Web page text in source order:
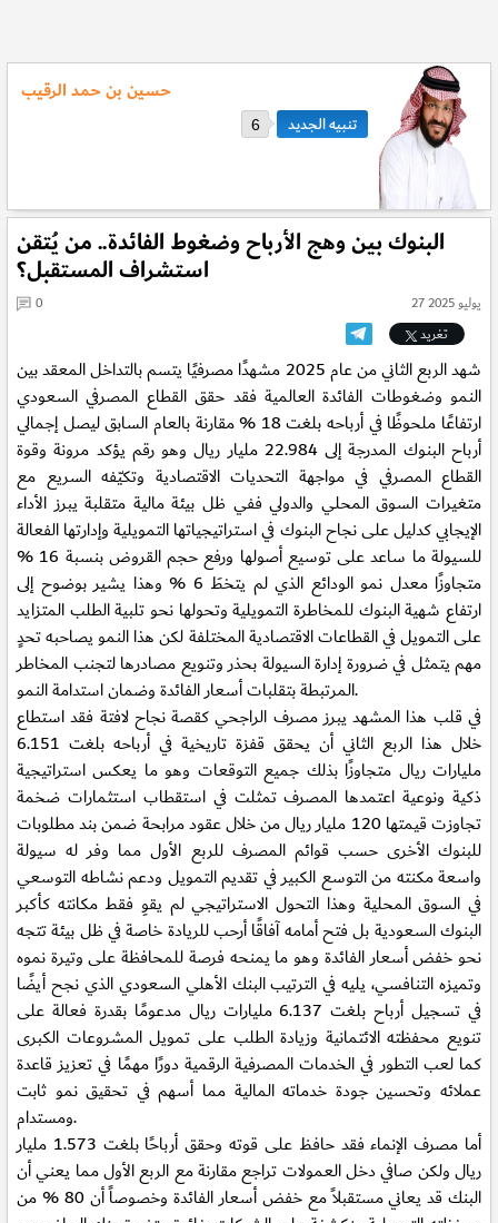
حسين بن حمد الرقيب
6
البنوك بين وهج الأرباح وضغوط الفائدة.. من يُتقن
استشراف المستقبل؟
27 يوليو 2025
0
تغريد
شهد الربع الثاني من عام 2025 مشهدًا مصرفيًا يتسم بالتداخل المعقد بين
النمو وضغوطات الفائدة العالمية فقد حقق القطاع المصرفي السعودي
ارتفاعًا ملحوظًا في أرباحه بلغت 18 % مقارنة بالعام السابق ليصل إجمالي
أرباح البنوك المدرجة إلى 22.984 مليار ريال وهو رقم يؤكد مرونة وقوة
القطاع المصرفي في مواجهة التحديات الاقتصادية وتكيّفه السريع مع
متغيرات السوق المحلي والدولي ففي ظل بيئة مالية متقلبة يبرز الأداء
الإيجابي كدليل على نجاح البنوك في استراتيجياتها التمويلية وإدارتها الفعالة
للسيولة ما ساعد على توسيع أصولها ورفع حجم القروض بنسبة 16 %
متجاوزًا معدل نمو الودائع الذي لم يتخطَ 6 % وهذا يشير بوضوح إلى
ارتفاع شهية البنوك للمخاطرة التمويلية وتحولها نحو تلبية الطلب المتزايد
على التمويل في القطاعات الاقتصادية المختلفة لكن هذا النمو يصاحبه تحدٍ
مهم يتمثل في ضرورة إدارة السيولة بحذر وتنويع مصادرها لتجنب المخاطر
المرتبطة بتقلبات أسعار الفائدة وضمان استدامة النمو.
في قلب هذا المشهد يبرز مصرف الراجحي كقصة نجاح لافتة فقد استطاع
خلال هذا الربع الثاني أن يحقق قفزة تاريخية في أرباحه بلغت 6.151
مليارات ريال متجاوزًا بذلك جميع التوقعات وهو ما يعكس استراتيجية
ذكية ونوعية اعتمدها المصرف تمثلت في استقطاب استثمارات ضخمة
تجاوزت قيمتها 120 مليار ريال من خلال عقود مرابحة ضمن بند مطلوبات
للبنوك الأخرى حسب قوائم المصرف للربع الأول مما وفر له سيولة
واسعة مكنته من التوسع الكبير في تقديم التمويل ودعم نشاطه التوسعي
في السوق المحلية وهذا التحول الاستراتيجي لم يقوِ فقط مكانته كأكبر
البنوك السعودية بل فتح أمامه آفاقًا أرحب للريادة خاصة في ظل بيئة تتجه
نحو خفض أسعار الفائدة وهو ما يمنحه فرصة للمحافظة على وتيرة نموه
وتميزه التنافسي، يليه في الترتيب البنك الأهلي السعودي الذي نجح أيضًا
في تسجيل أرباح بلغت 6.137 مليارات ريال مدعومًا بقدرة فعالة على
تنويع محفظته الائتمانية وزيادة الطلب على تمويل المشروعات الكبرى
كما لعب التطور في الخدمات المصرفية الرقمية دورًا مهمًا في تعزيز قاعدة
عملائه وتحسين جودة خدماته المالية مما أسهم في تحقيق نمو ثابت
ومستدام.
أما مصرف الإنماء فقد حافظ على قوته وحقق أرباحًا بلغت 1.573 مليار
ريال ولكن صافي دخل العمولات تراجع مقارنة مع الربع الأول مما يعني أن
البنك قد يعاني مستقبلاً مع خفض أسعار الفائدة وخصوصاً أن 80 % من